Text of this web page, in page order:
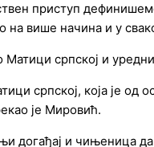
приступ
више начина и у
српској и
српској, која је од
је Мировић.
догађај и чињеница